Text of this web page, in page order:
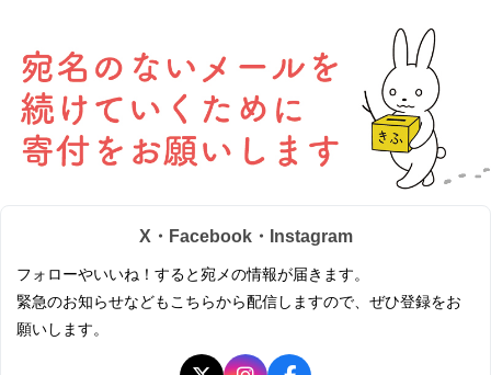
X・Facebook・Instagram
フォローやいいね！すると宛メの情報が届きます。
緊急のお知らせなどもこちらから配信しますので、ぜひ登録をお
願いします。